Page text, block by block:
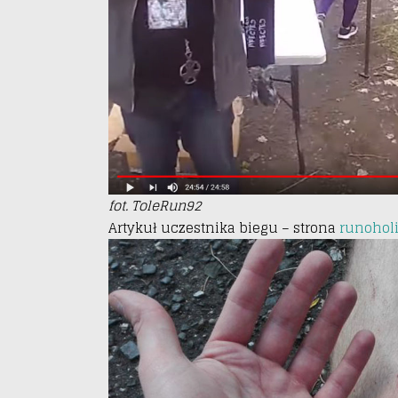
fot. ToleRun92
Artykuł uczestnika biegu – strona